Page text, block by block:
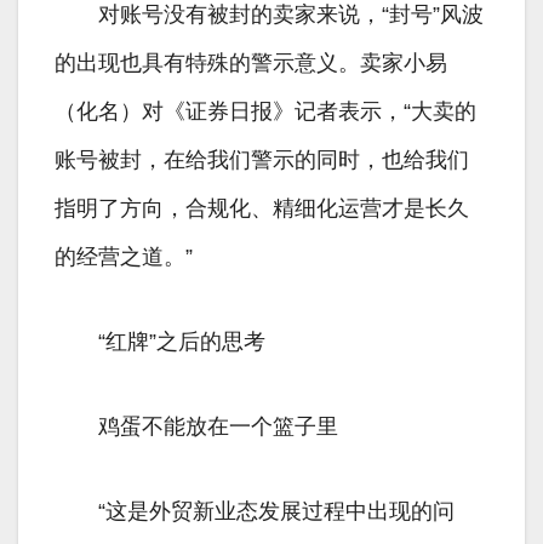
对账号没有被封的卖家来说，“封号”风波
的出现也具有特殊的警示意义。卖家小易
（化名）对《证券日报》记者表示，“大卖的
账号被封，在给我们警示的同时，也给我们
指明了方向，合规化、精细化运营才是长久
的经营之道。”
“红牌”之后的思考
鸡蛋不能放在一个篮子里
“这是外贸新业态发展过程中出现的问